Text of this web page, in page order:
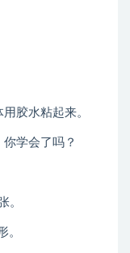
胶水粘起来。
学会了吗？
。
。